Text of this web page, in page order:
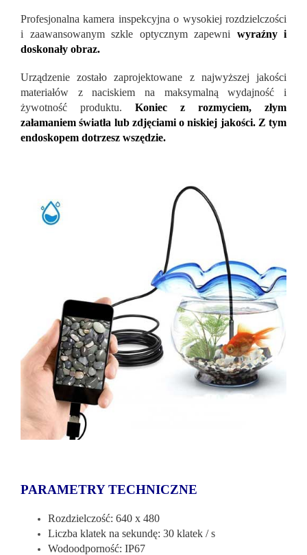
Profesjonalna kamera inspekcyjna o wysokiej rozdzielczości
i zaawansowanym szkle optycznym zapewni wyraźny i
doskonały obraz.
Urządzenie zostało zaprojektowane z najwyższej jakości
materiałów z naciskiem na maksymalną wydajność i
żywotność produktu. Koniec z rozmyciem, złym
załamaniem światła lub zdjęciami o niskiej jakości. Z tym
endoskopem dotrzesz wszędzie.
PARAMETRY TECHNICZNE
Rozdzielczość: 640 x 480
Liczba klatek na sekundę: 30 klatek / s
Wodoodporność: IP67